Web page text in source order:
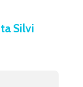
Silvi